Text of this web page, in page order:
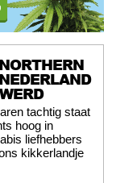
tachtig staat
hoog in
liefhebbers
kikkerlandje